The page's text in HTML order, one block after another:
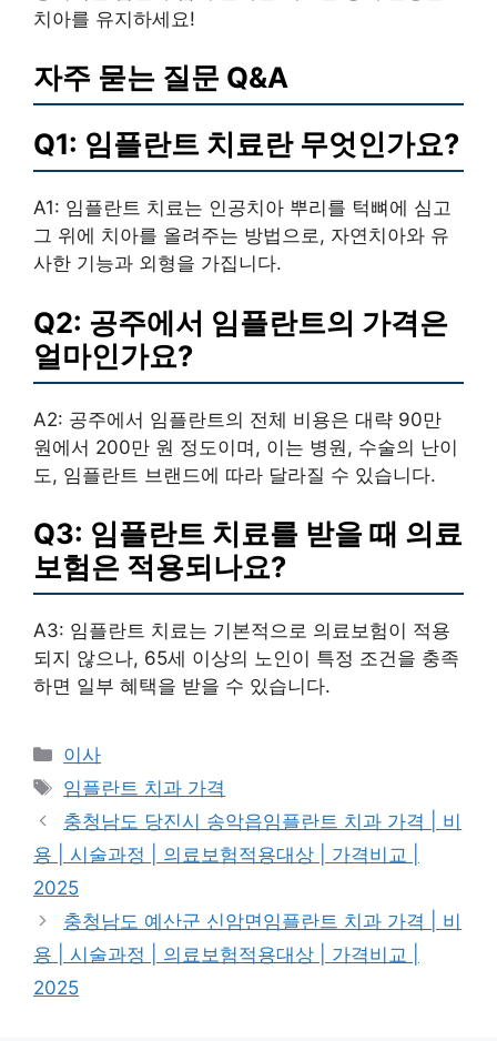
치아를 유지하세요!
자주 묻는 질문 Q&A
Q1: 임플란트 치료란 무엇인가요?
A1: 임플란트 치료는 인공치아 뿌리를 턱뼈에 심고
그 위에 치아를 올려주는 방법으로, 자연치아와 유
사한 기능과 외형을 가집니다.
Q2: 공주에서 임플란트의 가격은
얼마인가요?
A2: 공주에서 임플란트의 전체 비용은 대략 90만
원에서 200만 원 정도이며, 이는 병원, 수술의 난이
도, 임플란트 브랜드에 따라 달라질 수 있습니다.
Q3: 임플란트 치료를 받을 때 의료
보험은 적용되나요?
A3: 임플란트 치료는 기본적으로 의료보험이 적용
되지 않으나, 65세 이상의 노인이 특정 조건을 충족
하면 일부 혜택을 받을 수 있습니다.
카
테
리
이사
태
그
임플란트 치과 가격
충청남도 당진시 송악읍임플란트 치과 가격 | 비
용 | 시술과정 | 의료보험적용대상 | 가격비교 |
2025
충청남도 예산군 신암면임플란트 치과 가격 | 비
용 | 시술과정 | 의료보험적용대상 | 가격비교 |
2025